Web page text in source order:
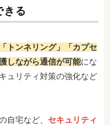
きる
「トンネリング」「カプセ
しながら通信が可能にな
ュリティ対策の強化など
自宅など、 セキュリティ